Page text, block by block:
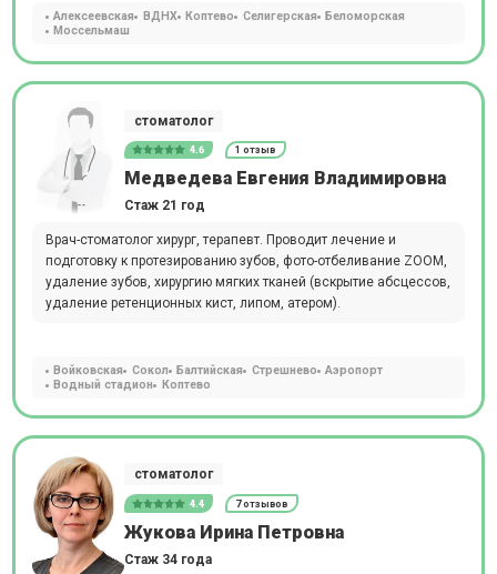
Алексеевская ВДНХ Коптево Селигерская
Беломорская
Моссельмаш
стоматолог
4.6 1 отзыв
Медведева Евгения Владимировна
Стаж 21 год
Врач-стоматолог хирург, терапевт. Проводит лечение и
подготовку к протезированию зубов, фото-отбеливание ZOOM,
удаление зубов, хирургию мягких тканей (вскрытие абсцессов,
удаление ретенционных кист, липом, атером).
Войковская Сокол Балтийская Стрешнево
Аэропорт
Водный стадион
Коптево
стоматолог
4.4 7 отзывов
Жукова Ирина Петровна
Стаж 34 года